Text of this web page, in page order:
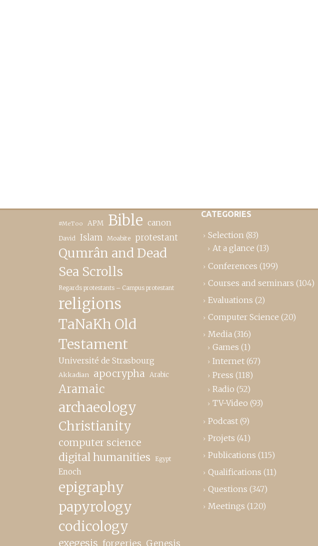
#MeToo APM Bible canon
David Islam Moabite protestant
Qumrân and Dead
Sea Scrolls
Regards protestants – Campus protestant
religions
TaNaKh Old
Testament
Université de Strasbourg
Akkadian apocrypha Arabic
Aramaic
archaeology
Christianity
computer science
digital humanities Egypt
Enoch
epigraphy
papyrology
codicology
exegesis forgeries Genesis
CATEGORIES
Selection (83)
At a glance (13)
Conferences (199)
Courses and seminars (104)
Evaluations (2)
Computer Science (20)
Media (316)
Games (1)
Internet (67)
Press (118)
Radio (52)
TV-Video (93)
Podcast (9)
Projets (41)
Publications (115)
Qualifications (11)
Questions (347)
Meetings (120)